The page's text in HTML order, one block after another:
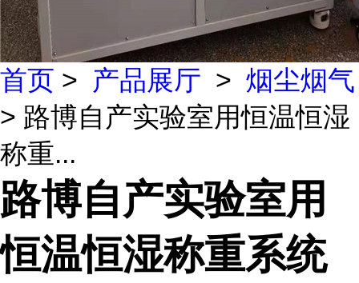
首页 > 产品展厅 > 烟尘烟气
> 路博自产实验室用恒温恒湿
称重...
路博自产实验室用
恒温恒湿称重系统